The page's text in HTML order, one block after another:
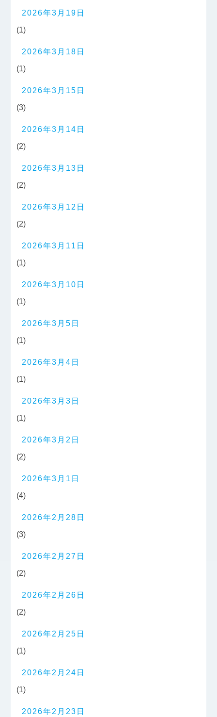
2026年3月19日
(1)
2026年3月18日
(1)
2026年3月15日
(3)
2026年3月14日
(2)
2026年3月13日
(2)
2026年3月12日
(2)
2026年3月11日
(1)
2026年3月10日
(1)
2026年3月5日
(1)
2026年3月4日
(1)
2026年3月3日
(1)
2026年3月2日
(2)
2026年3月1日
(4)
2026年2月28日
(3)
2026年2月27日
(2)
2026年2月26日
(2)
2026年2月25日
(1)
2026年2月24日
(1)
2026年2月23日